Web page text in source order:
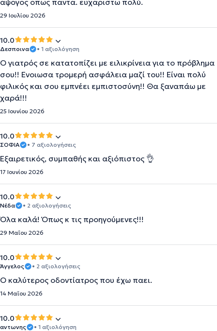
αψογος οπως παντα. ευχαριστω πολύ.
29 Ιουλίου 2026
10.0
Δεσποινα • 1 αξιολόγηση
Ο γιατρός σε κατατοπίζει με ειλικρίνεια για το πρόβλημα
σου!! Ενοιωσα τρομερή ασφάλεια μαζί του!! Είναι πολύ
φιλικός και σου εμπνέει εμπιστοσύνη!! Θα ξαναπάω με
χαρά!!!
25 Ιουνίου 2026
10.0
ΣΟΦΙΑ • 7 αξιολογήσεις
Εξαιρετικός, συμπαθής και αξιόπιστος 👌
17 Ιουνίου 2026
10.0
Νέδα • 2 αξιολογήσεις
Όλα καλά! Όπως κ τις προηγούμενες!!!
29 Μαΐου 2026
10.0
Άγγελος • 2 αξιολογήσεις
Ο καλύτερος οδοντίατρος που έχω παει.
14 Μαΐου 2026
10.0
αντωνης • 1 αξιολόγηση